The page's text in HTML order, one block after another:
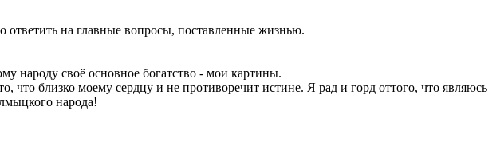
на главные вопросы, поставленные жизнью.
народу своё основное богатство - мои картины.
близко моему сердцу и не противоречит истине. Я рад и горд оттого, что являюсь
народа!